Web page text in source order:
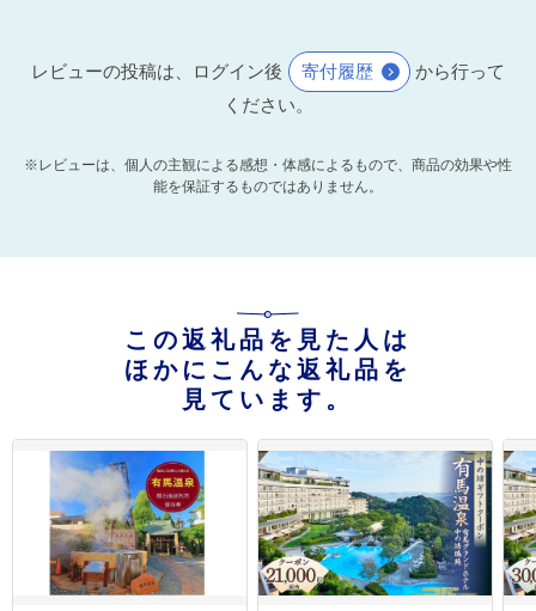
レビューの投稿は、ログイン後 寄付履歴
から行って
ください。
※レビューは、個人の主観による感想・体感によるもので、商品の効果や性
能を保証するものではありません。
この返礼品を見た人は
ほかにこんな返礼品を
見ています。